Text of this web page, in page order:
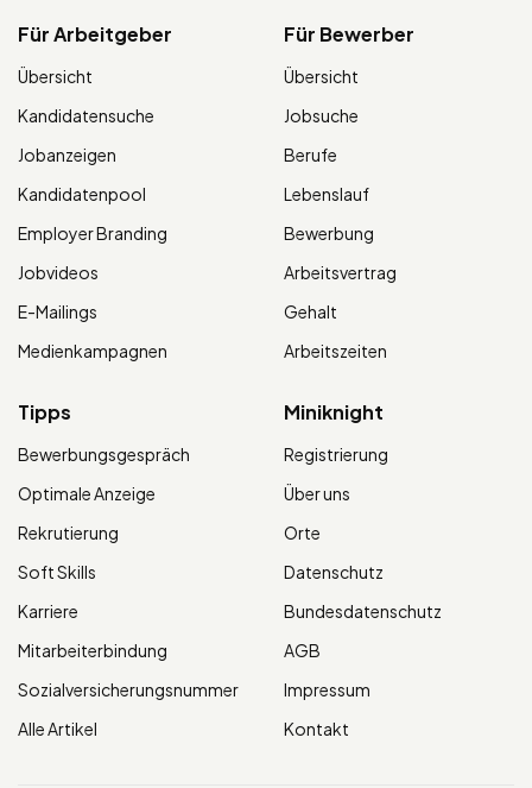
Für Arbeitgeber
Übersicht
Kandidatensuche
Jobanzeigen
Kandidatenpool
Employer Branding
Jobvideos
E-Mailings
Medienkampagnen
Für Bewerber
Übersicht
Jobsuche
Berufe
Lebenslauf
Bewerbung
Arbeitsvertrag
Gehalt
Arbeitszeiten
Tipps
Bewerbungsgespräch
Optimale Anzeige
Rekrutierung
Soft Skills
Karriere
Mitarbeiterbindung
Sozialversicherungsnummer
Alle Artikel
Miniknight
Registrierung
Über uns
Orte
Datenschutz
Bundesdatenschutz
AGB
Impressum
Kontakt